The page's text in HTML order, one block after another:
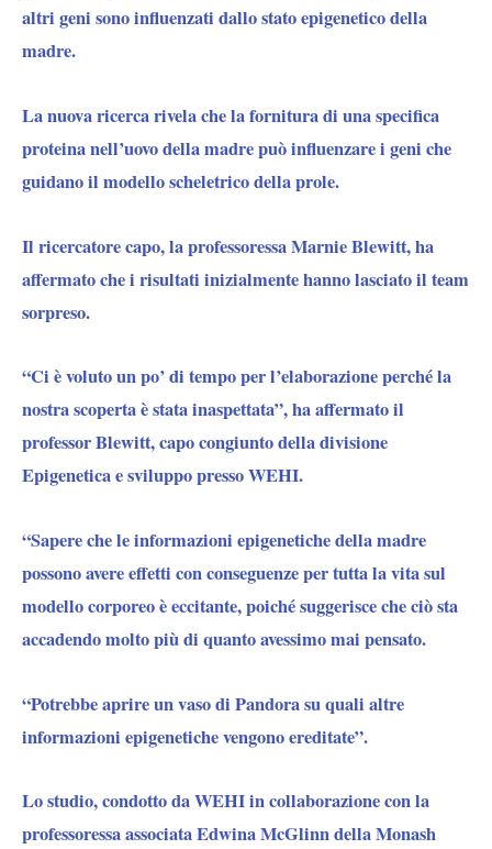
altri geni sono influenzati dallo stato epigenetico della
madre.
La nuova ricerca rivela che la fornitura di una specifica
proteina nell’uovo della madre può influenzare i geni che
guidano il modello scheletrico della prole.
Il ricercatore capo, la professoressa Marnie Blewitt, ha
affermato che i risultati inizialmente hanno lasciato il team
sorpreso.
“Ci è voluto un po’ di tempo per l’elaborazione perché la
nostra scoperta è stata inaspettata”, ha affermato il
professor Blewitt, capo congiunto della divisione
Epigenetica e sviluppo presso WEHI.
“Sapere che le informazioni epigenetiche della madre
possono avere effetti con conseguenze per tutta la vita sul
modello corporeo è eccitante, poiché suggerisce che ciò sta
accadendo molto più di quanto avessimo mai pensato.
“Potrebbe aprire un vaso di Pandora su quali altre
informazioni epigenetiche vengono ereditate”.
Lo studio, condotto da WEHI in collaborazione con la
professoressa associata Edwina McGlinn della Monash